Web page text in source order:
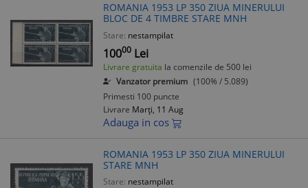
ROMANIA 1953 LP 350 ZIUA MINERULUI
BLOC DE 4 TIMBRE STARE MNH
Stare: nestampilat
10000 Lei
Livrare gratuita la comenzile de 500 lei
Vanzator premium (100% / 5.089)
Primesti 100 puncte
Livrare Marți, 11 Aug
Adauga in cos
ROMANIA 1953 LP 350 ZIUA MINERULUI
STARE MNH
Stare: nestampilat